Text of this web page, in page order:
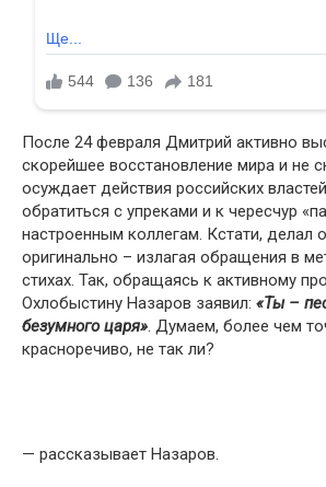
После 24 февраля Дмитрий активно
скорейшее восстановление мира и не
осуждает действия российских
обратиться с упреками и к чересчур
настроенным коллегам. Кстати, делал
оригинально – излагая обращения в
стихах. Так, обращаясь к активному
Охлобыстину Назаров заявил: «Ты –
безумного царя». Думаем, более чем
красноречиво, не так ли?
— рассказывает Назаров.